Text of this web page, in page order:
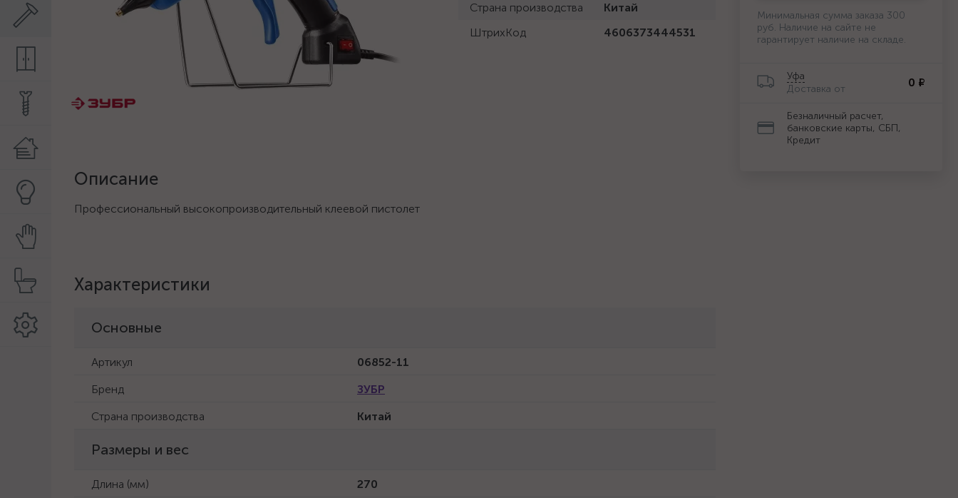
Страна производства
Китай
ШтрихКод
4606373444531
Описание
Профессиональный высокопроизводительный клеевой пистолет
Характеристики
Основные
Артикул
06852-11
Бренд
ЗУБР
Страна производства
Китай
Размеры и вес
Длина (мм)
270
Минимальная сумма заказа 300
руб. Наличие на сайте не
гарантирует наличие на складе.
Уфа
Доставка от
0 ₽
Безналичный расчет,
банковские карты, СБП,
Кредит